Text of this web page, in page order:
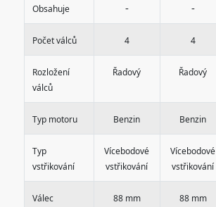
Obsahuje - -
Počet válců 4 4
Rozložení
válců
Řadový Řadový
Typ motoru Benzin Benzin
Typ
vstřikování
Vícebodové
vstřikování
Vícebodové
vstřikování
Válec 88 mm 88 mm